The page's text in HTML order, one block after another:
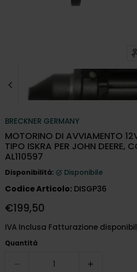
BRECKNER GERMANY
MOTORINO DI AVVIAMENTO
TIPO ISKRA PER JOHN DEERE,
AL110597
Disponibilità: Disponibile
Codice Articolo: DISGP36
Prezzo attuale
€199,50
IVA Inclusa Fatturazione
Quantità